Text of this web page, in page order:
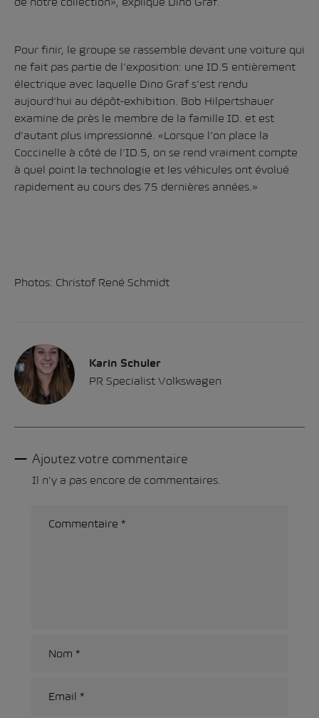
Pour finir, le groupe se rassemble devant une voiture qui
ne fait pas partie de l’exposition: une ID.5 entièrement
électrique avec laquelle Dino Graf s’est rendu
aujourd’hui au dépôt-exhibition. Bob Hilpertshauer
examine de près le membre de la famille ID. et est
d’autant plus impressionné. «Lorsque l’on place la
Coccinelle à côté de l’ID.5, on se rend vraiment compte
à quel point la technologie et les véhicules ont évolué
rapidement au cours des 75 dernières années.»
Photos: Christof René Schmidt
Karin Schuler
PR Specialist Volkswagen
Ajoutez votre commentaire
Il n'y a pas encore de commentaires.